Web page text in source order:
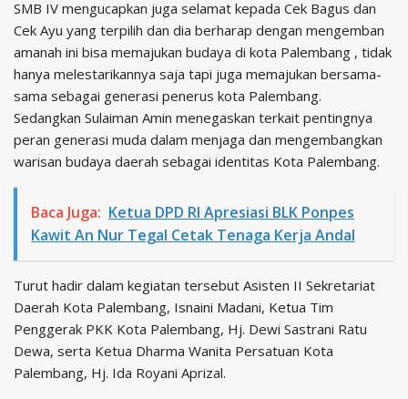
SMB IV mengucapkan juga selamat kepada Cek Bagus dan
Cek Ayu yang terpilih dan dia berharap dengan mengemban
amanah ini bisa memajukan budaya di kota Palembang , tidak
hanya melestarikannya saja tapi juga memajukan bersama-
sama sebagai generasi penerus kota Palembang.
Sedangkan Sulaiman Amin menegaskan terkait pentingnya
peran generasi muda dalam menjaga dan mengembangkan
warisan budaya daerah sebagai identitas Kota Palembang.
Baca Juga: Ketua DPD RI Apresiasi BLK Ponpes
Kawit An Nur Tegal Cetak Tenaga Kerja Andal
Turut hadir dalam kegiatan tersebut Asisten II Sekretariat
Daerah Kota Palembang, Isnaini Madani, Ketua Tim
Penggerak PKK Kota Palembang, Hj. Dewi Sastrani Ratu
Dewa, serta Ketua Dharma Wanita Persatuan Kota
Palembang, Hj. Ida Royani Aprizal.